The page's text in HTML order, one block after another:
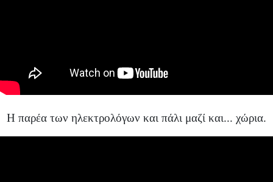
Η παρέα των ηλεκτρολόγων και πάλι μαζί και... χώρια.